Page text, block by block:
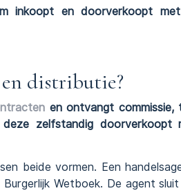
inkoopt en doorverkoopt
distributie?
en ontvangt commissie,
zelfstandig doorverkoopt
beide vormen. Een
Wetboek. De agent sluit